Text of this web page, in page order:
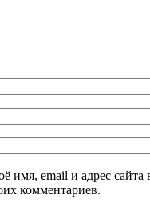
имя, email и адрес сайта
комментариев.